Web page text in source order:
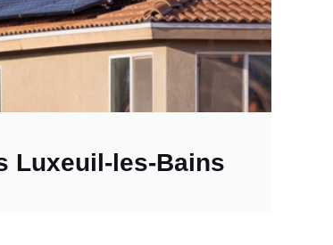
Luxeuil-les-Bains